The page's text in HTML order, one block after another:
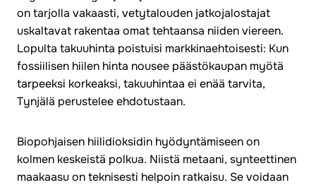
on tarjolla vakaasti, vetytalouden jatkojalostajat
uskaltavat rakentaa omat tehtaansa niiden viereen.
Lopulta takuuhinta poistuisi markkinaehtoisesti: Kun
fossiilisen hiilen hinta nousee päästökaupan myötä
tarpeeksi korkeaksi, takuuhintaa ei enää tarvita,
Tynjälä perustelee ehdotustaan.
Biopohjaisen hiilidioksidin hyödyntämiseen on
kolmen keskeistä polkua. Niistä metaani, synteettinen
maakaasu on teknisesti helpoin ratkaisu. Se voidaan